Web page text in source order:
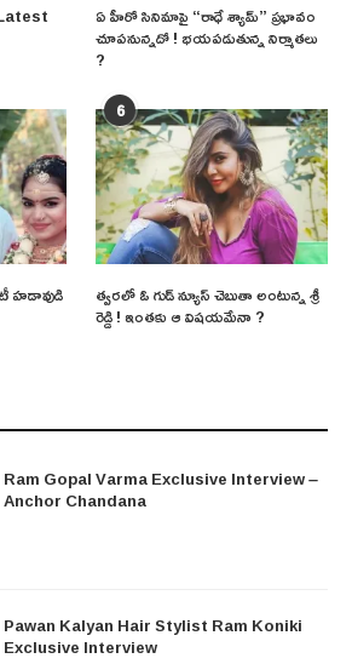
ఏ హీరో సినిమాపై “రాధే శ్యామ్” ప్రభావం
చూపనున్నదో ! భయపడుతున్న నిర్మాతలు
?
హడావుడి
6
త్వరలో ఓ గుడ్ న్యూస్ చెబుతా అంటున్న శ్రీ
రెడ్డి ! ఇంతకు ఆ విషయమేనా ?
Ram Gopal Varma Exclusive Interview –
Anchor Chandana
Pawan Kalyan Hair Stylist Ram Koniki
Exclusive Interview